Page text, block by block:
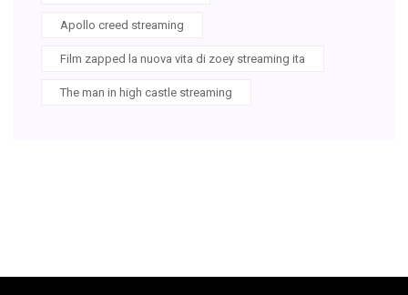
Apollo creed streaming
Film zapped la nuova vita di zoey streaming ita
The man in high castle streaming